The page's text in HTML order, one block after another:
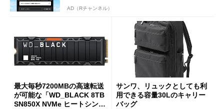
AD（Rチャンネル）
最大毎秒7200MBの高速転送
が可能な「WD_BLACK 8TB
SN850X NVMe ヒートシンク
サンワ、リュックとしても利
用できる容量30Lのキャリー
バッグ